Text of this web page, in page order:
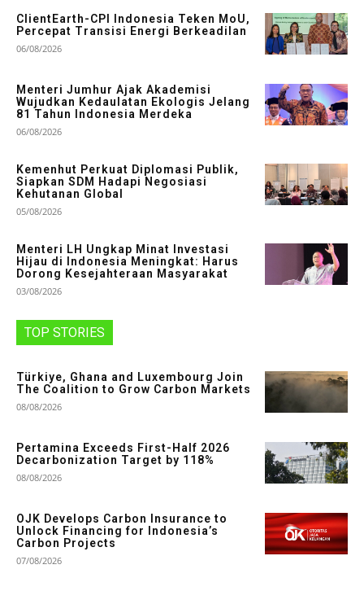
ClientEarth-CPI Indonesia Teken MoU,
Percepat Transisi Energi Berkeadilan
06/08/2026
Menteri Jumhur Ajak Akademisi
Wujudkan Kedaulatan Ekologis Jelang
81 Tahun Indonesia Merdeka
06/08/2026
Kemenhut Perkuat Diplomasi Publik,
Siapkan SDM Hadapi Negosiasi
Kehutanan Global
05/08/2026
Menteri LH Ungkap Minat Investasi
Hijau di Indonesia Meningkat: Harus
Dorong Kesejahteraan Masyarakat
03/08/2026
TOP STORIES
Türkiye, Ghana and Luxembourg Join
The Coalition to Grow Carbon Markets
08/08/2026
Pertamina Exceeds First-Half 2026
Decarbonization Target by 118%
08/08/2026
OJK Develops Carbon Insurance to
Unlock Financing for Indonesia’s
Carbon Projects
07/08/2026